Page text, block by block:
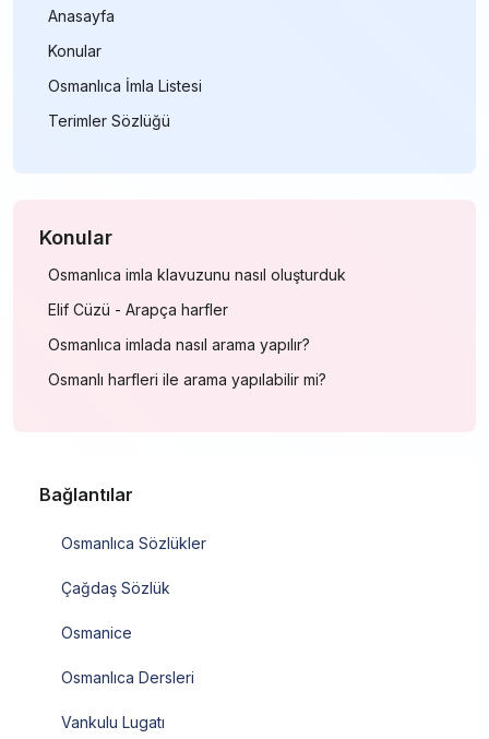
Anasayfa
Konular
Osmanlıca İmla Listesi
Terimler Sözlüğü
Konular
Osmanlıca imla klavuzunu nasıl oluşturduk
Elif Cüzü - Arapça harfler
Osmanlıca imlada nasıl arama yapılır?
Osmanlı harfleri ile arama yapılabilir mi?
Bağlantılar
Osmanlıca Sözlükler
Çağdaş Sözlük
Osmanice
Osmanlıca Dersleri
Vankulu Lugatı